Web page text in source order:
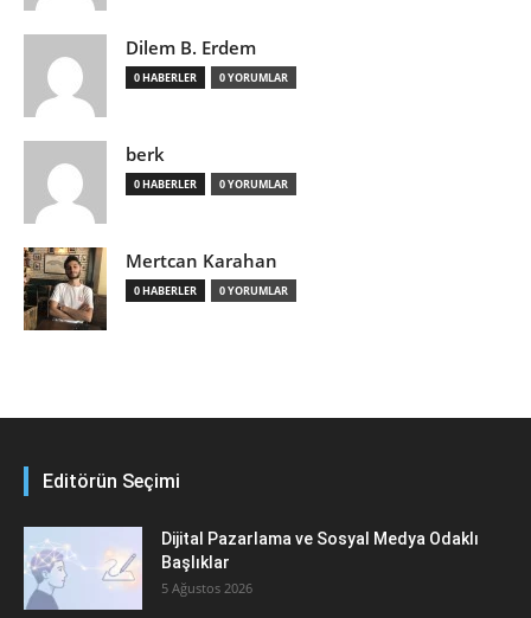
Dilem B. Erdem
0 HABERLER 0 YORUMLAR
berk
0 HABERLER 0 YORUMLAR
Mertcan Karahan
0 HABERLER 0 YORUMLAR
Editörün Seçimi
Dijital Pazarlama ve Sosyal Medya Odaklı
Başlıklar
5 Ağustos 2026